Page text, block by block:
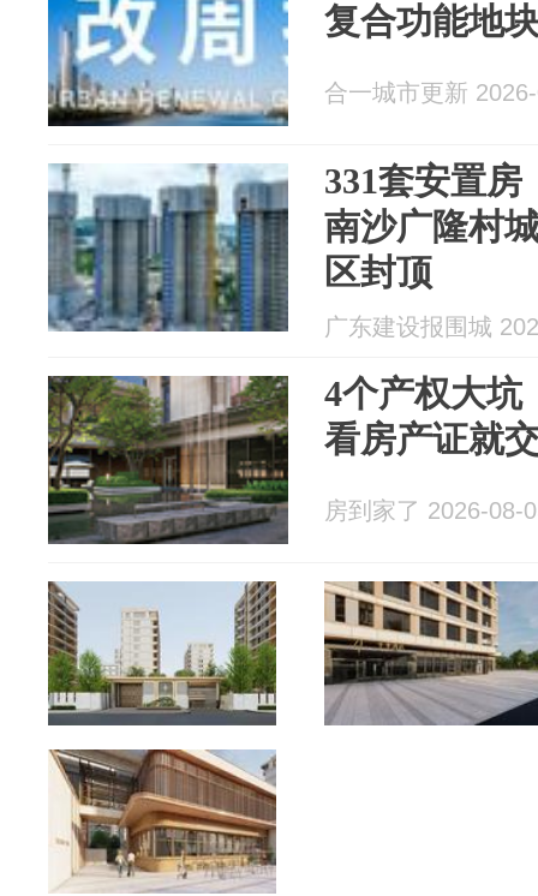
复合功能地
合一城市更新
331套安置
南沙广隆村
区封顶
广东建设报围城
4个产权大坑
看房产证就
房到家了 2026-08-